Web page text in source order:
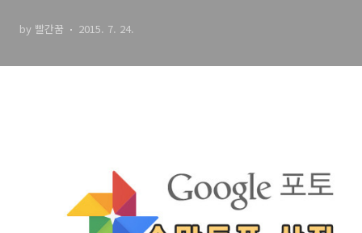
by 빨간꿈 2015. 7. 24.